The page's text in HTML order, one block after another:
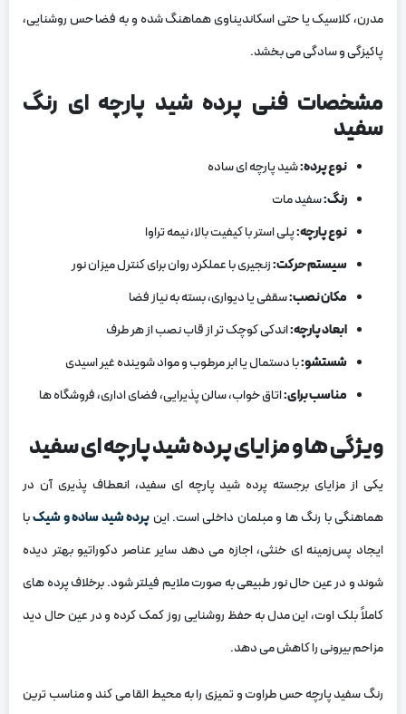
مدرن، کلاسیک یا حتی اسکاندیناوی هماهنگ شده و به فضا حس روشنایی،
پاکیزگی و سادگی می ‌بخشد.
مشخصات فنی پرده شید پارچه ‌ای رنگ
سفید
نوع پرده:شید پارچه ‌ای ساده
رنگ:سفید مات
نوع پارچه:پلی ‌استر با کیفیت بالا، نیمه ‌تراوا
سیستم حرکت:زنجیری با عملکرد روان برای کنترل میزان نور
مکان نصب:سقفی یا دیواری، بسته به نیاز فضا
ابعاد پارچه:اندکی کوچک تر از قاب نصب از هر طرف
شستشو:با دستمال یا ابر مرطوب و مواد شوینده غیر اسیدی
مناسب برای:اتاق خواب، سالن پذیرایی، فضای اداری، فروشگاه ‌ها
ویژگی‌ ها و مزایای پرده شید پارچه‌ ای سفید
یکی از مزایای برجسته پرده شید پارچه ‌ای سفید، انعطاف ‌پذیری آن در
هماهنگی با رنگ‌ ها و مبلمان داخلی است. این پرده شید ساده و شیکبا
ایجاد پس‌زمینه‌ ای خنثی، اجازه می ‌دهد سایر عناصر دکوراتیو بهتر دیده
شوند و در عین حال نور طبیعی به ‌صورت ملایم فیلتر شود. برخلاف پرده‌ های
کاملاً بلک ‌اوت، این مدل به حفظ روشنایی روز کمک کرده و در عین حال دید
مزاحم بیرونی را کاهش می ‌دهد.
رنگ سفید پارچه حس طراوت و تمیزی را به محیط القا می ‌کند و مناسب ‌ترین